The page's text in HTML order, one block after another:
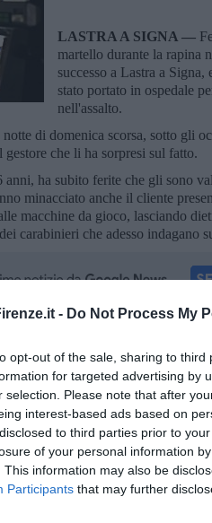
- Do Not Process My
opt-out of the sale, sharing to
for targeted advertising by
selection. Please note that after
interest-based ads based on
to third parties prior to
of your personal information
This information may also be
Participants that may further
LASTRA A SIGNA —
martello durante la rapina
successo a Lastra a
stato portato in ospedale
nell'assalto.
di domenica scorsa, sotto gli
che li ha sorpresi sul fatto.
ha subito ferite che gli sono
minacciato anche il cliente
macchine da gioco, lasciando
carabinieri che adesso indagano
iscriviti alla
Newsletter
nella tua casella di posta.
rapina in casa
due lame
nella notte